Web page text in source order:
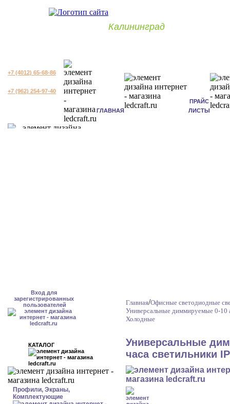
Калининград
+7 (4012) 65-68-86
+7 (962) 254-97-40
ГЛАВНАЯ
ПРАЙС
ЛИСТЫ
Вход для
зарегистрированных
пользователей
КАТАЛОГ
Профили, Экраны,
Комплектующие
Главная/Офисные светодиодные
Универсальные диммируемые 0-10
Холодные
Универсальные
часа светильники